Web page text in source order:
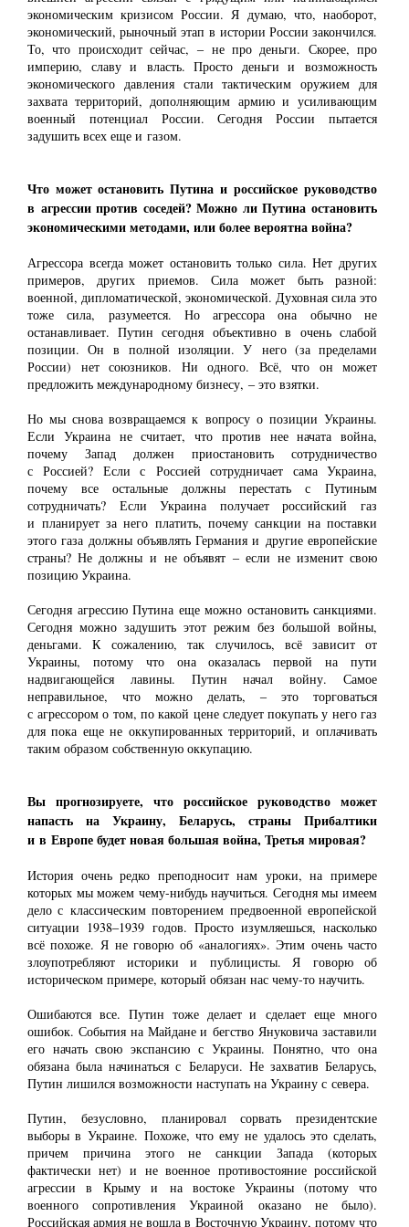
экономическим кризисом России. Я думаю, что, наоборот,
экономический, рыночный этап в истории России закончился.
То, что происходит сейчас, ‒ не про деньги. Скорее, про
империю, славу и власть. Просто деньги и возможность
экономического давления стали тактическим оружием для
захвата территорий, дополняющим армию и усиливающим
военный потенциал России. Сегодня России пытается
задушить всех еще и газом.
Что может остановить Путина и российское руководство
в агрессии против соседей? Можно ли Путина остановить
экономическими методами, или более вероятна война?
Агрессора всегда может остановить только сила. Нет других
примеров, других приемов. Сила может быть разной:
военной, дипломатической, экономической. Духовная сила это
тоже сила, разумеется. Но агрессора она обычно не
останавливает. Путин сегодня объективно в очень слабой
позиции. Он в полной изоляции. У него (за пределами
России) нет союзников. Ни одного. Всё, что он может
предложить международному бизнесу, ‒ это взятки.
Но мы снова возвращаемся к вопросу о позиции Украины.
Если Украина не считает, что против нее начата война,
почему Запад должен приостановить сотрудничество
с Россией? Если с Россией сотрудничает сама Украина,
почему все остальные должны перестать с Путиным
сотрудничать? Если Украина получает российский газ
и планирует за него платить, почему санкции на поставки
этого газа должны объявлять Германия и другие европейские
страны? Не должны и не объявят ‒ если не изменит свою
позицию Украина.
Сегодня агрессию Путина еще можно остановить санкциями.
Сегодня можно задушить этот режим без большой войны,
деньгами. К сожалению, так случилось, всё зависит от
Украины, потому что она оказалась первой на пути
надвигающейся лавины. Путин начал войну. Самое
неправильное, что можно делать, ‒ это торговаться
с агрессором о том, по какой цене следует покупать у него газ
для пока еще не оккупированных территорий, и оплачивать
таким образом собственную оккупацию.
Вы прогнозируете, что российское руководство может
напасть на Украину, Беларусь, страны Прибалтики
и в Европе будет новая большая война, Третья мировая?
История очень редко преподносит нам уроки, на примере
которых мы можем чему-нибудь научиться. Сегодня мы имеем
дело с классическим повторением предвоенной европейской
ситуации 1938‒1939 годов. Просто изумляешься, насколько
всё похоже. Я не говорю об «аналогиях». Этим очень часто
злоупотребляют историки и публицисты. Я говорю об
историческом примере, который обязан нас чему-то научить.
Ошибаются все. Путин тоже делает и сделает еще много
ошибок. События на Майдане и бегство Януковича заставили
его начать свою экспансию с Украины. Понятно, что она
обязана была начинаться с Беларуси. Не захватив Беларусь,
Путин лишился возможности наступать на Украину с севера.
Путин, безусловно, планировал сорвать президентские
выборы в Украине. Похоже, что ему не удалось это сделать,
причем причина этого не санкции Запада (которых
фактически нет) и не военное противостояние российской
агрессии в Крыму и на востоке Украины (потому что
военного сопротивления Украиной оказано не было).
Российская армия не вошла в Восточную Украину, потому что